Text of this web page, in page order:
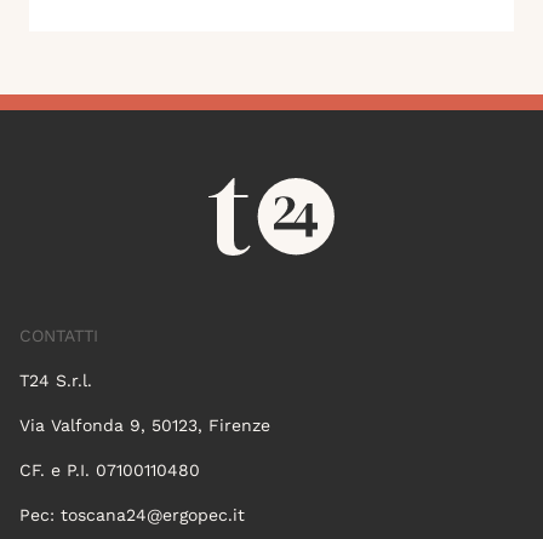
CONTATTI
T24 S.r.l.
Via Valfonda 9, 50123, Firenze
CF. e P.I. 07100110480
Pec: toscana24@ergopec.it